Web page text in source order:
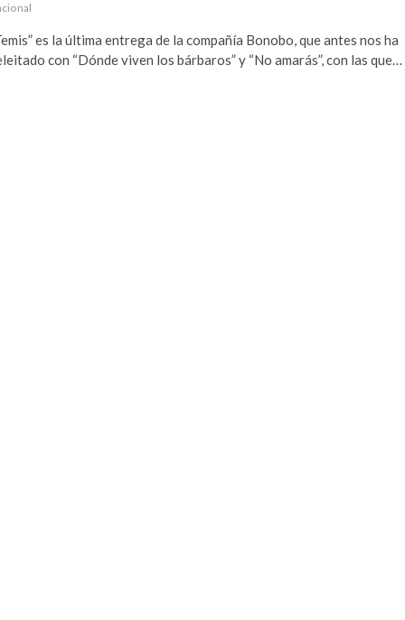
es la última entrega de la compañía Bonobo, que antes nos ha
con “Dónde viven los bárbaros” y “No amarás”, con las que…